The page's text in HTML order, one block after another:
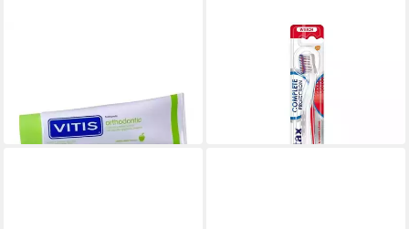
(119,90 €/ 1 l)
in 4-5 Werktagen bei dir
PARODONTAX
in 4-5 Werktagen bei dir